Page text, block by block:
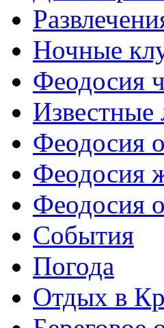
Ночные
Феодосия
Феодосия
Феодосия
Феодосия
События
Погода
Отдых в